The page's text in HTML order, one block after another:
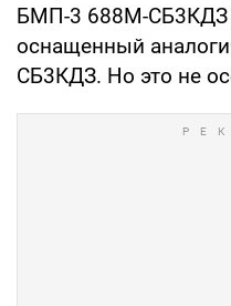
БМП-3 688М-СБ3КДЗ
оснащенный
СБ3КДЗ. Но это не